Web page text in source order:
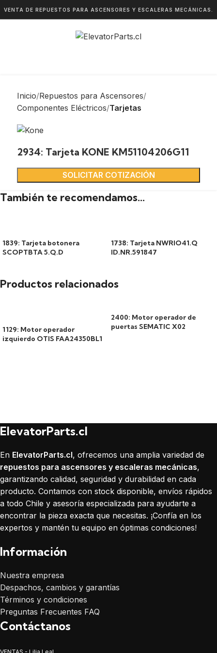
VENTA DE REPUESTOS PARA ASCENSORES Y ESCALERAS MECÁNICAS.
Inicio Repuestos para Ascensores
Componentes Eléctricos Tarjetas
2934: Tarjeta KONE KM51104206G11
SOLICITAR COTIZACIÓN
También te recomendamos…
1839: Tarjeta botonera
SCOPTBTA 5.Q.D
1738: Tarjeta NWRIO41.Q
ID.NR.591847
Productos relacionados
1129: Motor operador
izquierdo OTIS FAA24350BL1
2400: Motor operador de
puertas SEMATIC X02
ElevatorParts.cl
En ElevatorParts.cl, ofrecemos una amplia variedad de
repuestos para ascensores y escaleras mecánicas,
garantizando calidad, seguridad y durabilidad en cada
producto. Contamos con stock disponible, envíos rápidos
a todo Chile y asesoría especializada para ayudarte a
encontrar la pieza exacta que necesitas. ¡Confía en los
expertos y mantén tu equipo en óptimas condiciones!
Información
Nuestra empresa
Despachos, cambios y garantías
Términos y condiciones
Preguntas Frecuentes FAQ
Contáctanos
VENTAS - Lilia Leal